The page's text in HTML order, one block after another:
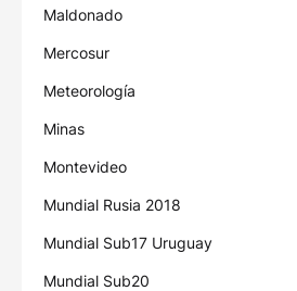
Maldonado
Mercosur
Meteorología
Minas
Montevideo
Mundial Rusia 2018
Mundial Sub17 Uruguay
Mundial Sub20